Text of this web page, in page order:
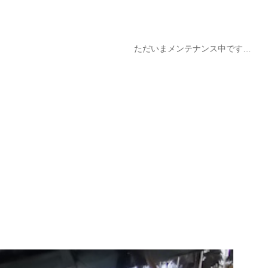
ただいまメンテナンス中です…